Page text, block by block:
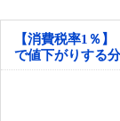
【消費税率1％
で値下がりする
えない店も